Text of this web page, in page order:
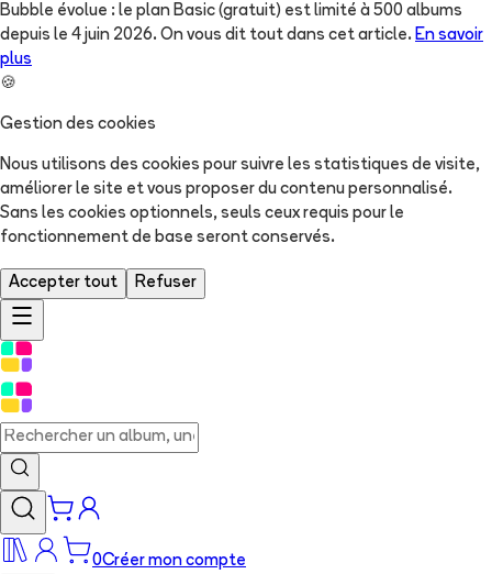
Bubble évolue : le plan Basic (gratuit) est limité à 500 albums
depuis le 4 juin 2026. On vous dit tout dans cet article. En savoir
plus
🍪
Gestion des cookies
Nous utilisons des cookies pour suivre les statistiques de visite,
améliorer le site et vous proposer du contenu personnalisé.
Sans les cookies optionnels, seuls ceux requis pour le
fonctionnement de base seront conservés.
Accepter tout Refuser
0Créer mon compte